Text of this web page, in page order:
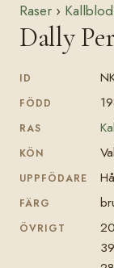
Raser ›
Dally
ID
FÖDD
RAS
KÖN
UPPFÖDARE
FÄRG
ÖVRIGT